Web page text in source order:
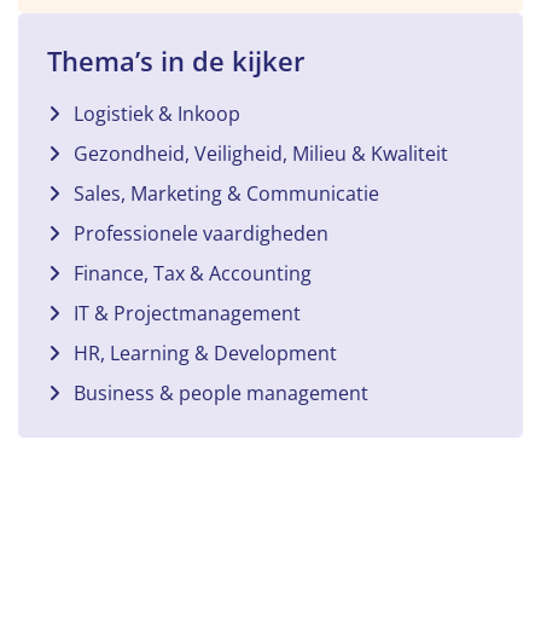
Thema’s in de kijker
Logistiek & Inkoop
Gezondheid, Veiligheid, Milieu & Kwaliteit
Sales, Marketing & Communicatie
Professionele vaardigheden
Finance, Tax & Accounting
IT & Projectmanagement
HR, Learning & Development
Business & people management